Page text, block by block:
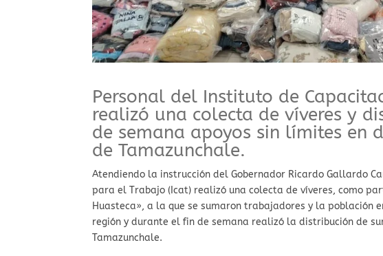
⁠Personal del Instituto de
realizó una colecta de víveres y
de semana apoyos sin límites en
de Tamazunchale.
Atendiendo la instrucción del Gobernador Ricardo Gallardo
para el Trabajo (Icat) realizó una colecta de víveres, como
Huasteca», a la que se sumaron trabajadores y la población
región y durante el fin de semana realizó la distribución de
Tamazunchale.